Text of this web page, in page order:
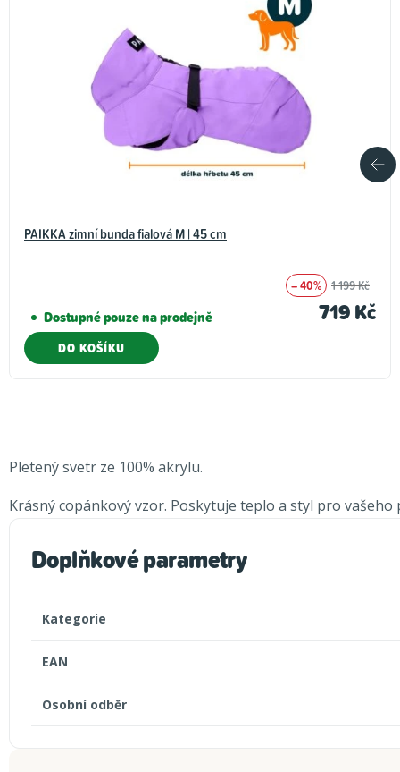
PAIKKA zimní bunda fialová M | 45 cm
Dostupné pouze na prodejně
– 40% 1 199 Kč
719 Kč
DO KOŠÍKU
Pletený svetr ze 100% akrylu.
Krásný copánkový vzor. Poskytuje teplo a styl pro
Doplňkové parametry
Kategorie
EAN
Osobní odběr